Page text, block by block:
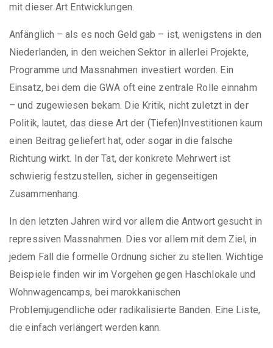
mit dieser Art Entwicklungen.
Anfänglich – als es noch Geld gab – ist, wenigstens in den
Niederlanden, in den weichen Sektor in allerlei Projekte,
Programme und Massnahmen investiert worden. Ein
Einsatz, bei dem die GWA oft eine zentrale Rolle einnahm
– und zugewiesen bekam. Die Kritik, nicht zuletzt in der
Politik, lautet, das diese Art der (Tiefen)Investitionen kaum
einen Beitrag geliefert hat, oder sogar in die falsche
Richtung wirkt. In der Tat, der konkrete Mehrwert ist
schwierig festzustellen, sicher in gegenseitigen
Zusammenhang.
In den letzten Jahren wird vor allem die Antwort gesucht in
repressiven Massnahmen. Dies vor allem mit dem Ziel, in
jedem Fall die formelle Ordnung sicher zu stellen. Wichtige
Beispiele finden wir im Vorgehen gegen Haschlokale und
Wohnwagencamps, bei marokkanischen
Problemjugendliche oder radikalisierte Banden. Eine Liste,
die einfach verlängert werden kann.